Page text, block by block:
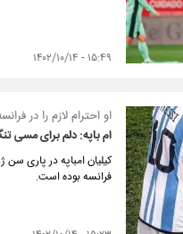
۱۵:۴۹ - ۱۴۰۲/۱۰/۱۴
او احترام لازم را در
ام باپه: دلم برای مسی
کیلیان امباپه در پاری
فرانسه بوده است.